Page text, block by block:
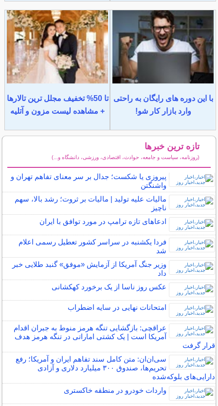
با این دوره های رایگان به راحتی
وارد بازار کار شو!
تا 50% تخفیف مجلل ترین تالارها
+ مشاهده لیست مزون و آتلیه
تازه ترین خبرها
(روزنامه، سیاست و جامعه، حوادث، اقتصادی، ورزشی، دانشگاه و...)
پیروزی یا شکست؛ جدال بر سر معنای تفاهم تهران و
واشنگتن
مالیات علیه تولید | مالیات بر ثروت؛ رشد بالا، سهم
ناچیز
ادعاهای تازه ترامپ در مورد توافق با ایران
فردا یکشنبه در سراسر کشور تعطیل رسمی اعلام
شد
وزیر جنگ آمریکا از آزمایش «موفق» گنبد طلایی خبر
داد
عکس روز ناسا از یک برخورد کهکشانی
امتحانات نهایی در سایه اضطراب
عراقچی: بازگشایی تنگه هرمز منوط به جبران اقدام
آمریکا است | یک کشتی اماراتی در تنگه هرمز هدف
قرار گرفت
سی‌ان‌ان: متن کامل سند تفاهم ایران و آمریکا؛ رفع
تحریم‌ها، صندوق ۳۰۰ میلیارد دلاری و آزادی
دارایی‌های بلوکه‌شده
واردات خودرو در منطقه خاکستری